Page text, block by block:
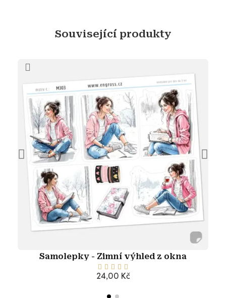
Související produkty
Samolepky - Zimní výhled z okna
    
24,00 Kč
Přidat do košíku